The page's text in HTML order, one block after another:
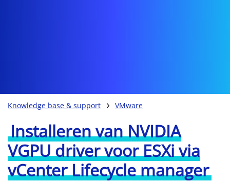
Knowledge base & support VMware
Installeren van NVIDIA
VGPU driver voor ESXi via
vCenter Lifecycle manager